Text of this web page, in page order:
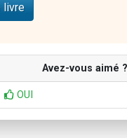
livre
Avez-vous aimé ?
OUI